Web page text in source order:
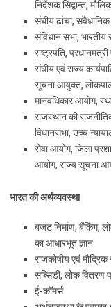
निर्देशक सिद्वान्त,
संघीय ढांचा,
संविधान सभा, भारतीय
राष्ट्रपति,
संघीय एवं राज्य
सूचना आयुक्त,
मानवधिकार आयोग,
राजस्थान की
विधानसभा, उच्च
सेवा आयोग, जिला
आयोग, राज्य सूचना
भारत की अर्थव्यवस्था
बजट निर्माण, बैंकिंग,
का आधारभूत ज्ञान
राजकोषीय एवं मौद्रिक
सब्सिडी, लोक वितरण
ई-कॉमर्स